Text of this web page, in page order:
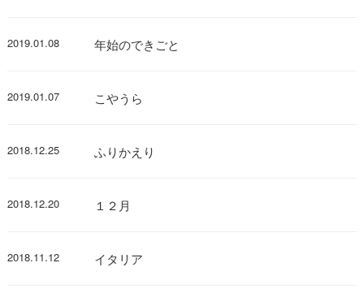
2019.01.08 年始のできごと
2019.01.07 こやうら
2018.12.25 ふりかえり
2018.12.20 １２月
2018.11.12 イタリア